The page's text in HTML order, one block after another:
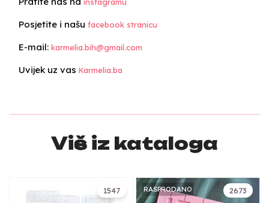
Posjetite i našu facebook stranicu
E-mail: karmelia.bih@gmail.com
Uvijek uz vas Karmelia.ba
Više iz kataloga
1547 2673
RASPRODANO